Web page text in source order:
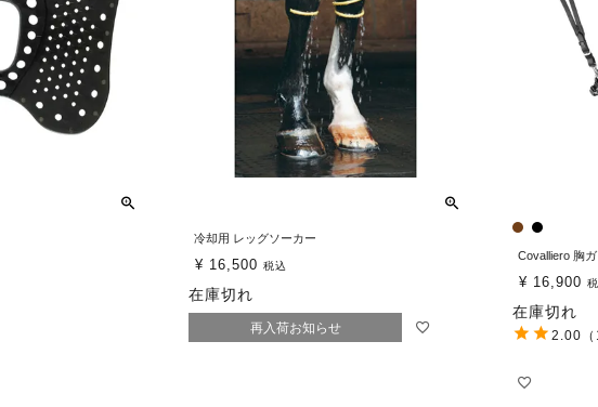
冷却用 レッグソーカー
¥ 16,500 税込
在庫切れ
再入荷お知らせ
Covalliero 胸ガ
¥ 16,900
在庫切れ
2.00